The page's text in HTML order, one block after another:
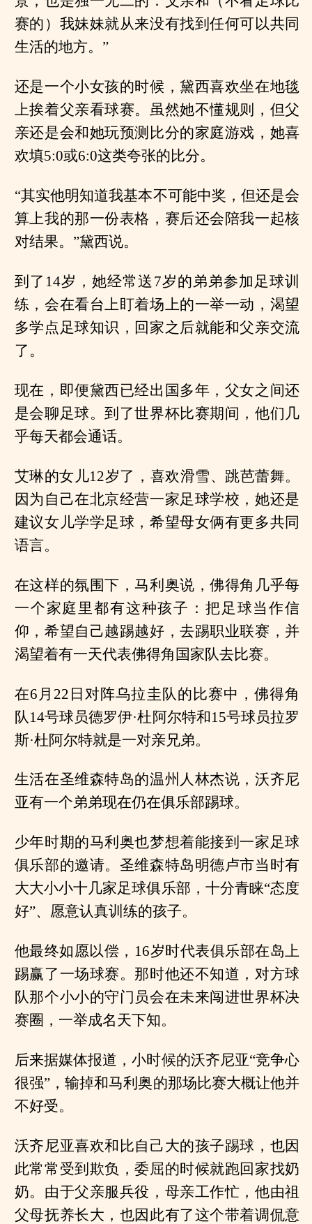
赛的）我妹妹就从来没有找到任何可以共同
生活的地方。”
还是一个小女孩的时候，黛西喜欢坐在地毯
上挨着父亲看球赛。虽然她不懂规则，但父
亲还是会和她玩预测比分的家庭游戏，她喜
欢填5:0或6:0这类夸张的比分。
“其实他明知道我基本不可能中奖，但还是会
算上我的那一份表格，赛后还会陪我一起核
对结果。”黛西说。
到了14岁，她经常送7岁的弟弟参加足球训
练，会在看台上盯着场上的一举一动，渴望
多学点足球知识，回家之后就能和父亲交流
了。
现在，即便黛西已经出国多年，父女之间还
是会聊足球。到了世界杯比赛期间，他们几
乎每天都会通话。
艾琳的女儿12岁了，喜欢滑雪、跳芭蕾舞。
因为自己在北京经营一家足球学校，她还是
建议女儿学学足球，希望母女俩有更多共同
语言。
在这样的氛围下，马利奥说，佛得角几乎每
一个家庭里都有这种孩子：把足球当作信
仰，希望自己越踢越好，去踢职业联赛，并
渴望着有一天代表佛得角国家队去比赛。
在6月22日对阵乌拉圭队的比赛中，佛得角
队14号球员德罗伊·杜阿尔特和15号球员拉罗
斯·杜阿尔特就是一对亲兄弟。
生活在圣维森特岛的温州人林杰说，沃齐尼
亚有一个弟弟现在仍在俱乐部踢球。
少年时期的马利奥也梦想着能接到一家足球
俱乐部的邀请。圣维森特岛明德卢市当时有
大大小小十几家足球俱乐部，十分青睐“态度
好”、愿意认真训练的孩子。
他最终如愿以偿，16岁时代表俱乐部在岛上
踢赢了一场球赛。那时他还不知道，对方球
队那个小小的守门员会在未来闯进世界杯决
赛圈，一举成名天下知。
后来据媒体报道，小时候的沃齐尼亚“竞争心
很强”，输掉和马利奥的那场比赛大概让他并
不好受。
沃齐尼亚喜欢和比自己大的孩子踢球，也因
此常常受到欺负，委屈的时候就跑回家找奶
奶。由于父亲服兵役，母亲工作忙，他由祖
父母抚养长大，也因此有了这个带着调侃意